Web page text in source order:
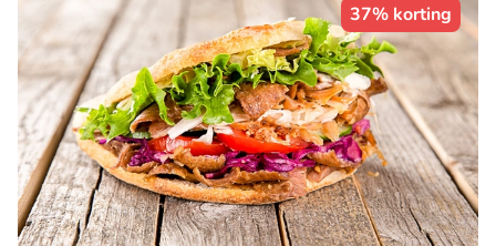
37% korting